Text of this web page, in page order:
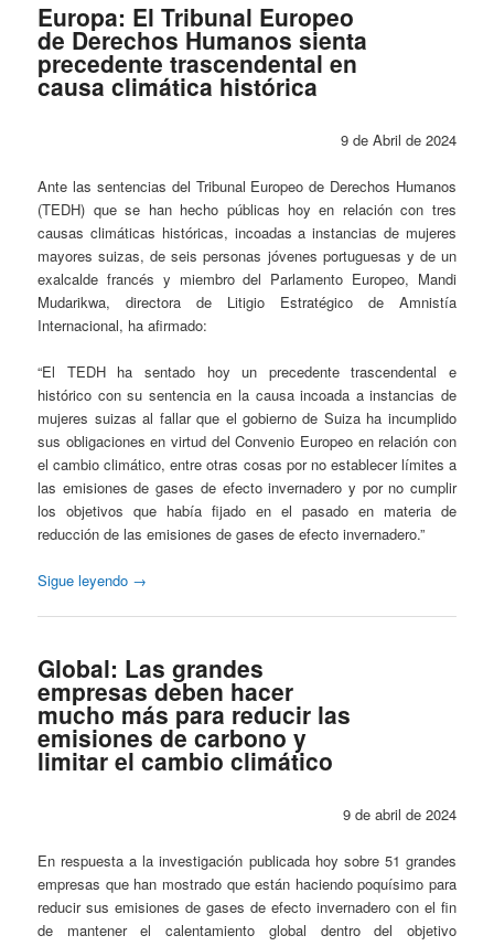
Europa: El Tribunal Europeo
de Derechos Humanos sienta
precedente trascendental en
causa climática histórica
9 de Abril de 2024
Ante las sentencias del Tribunal Europeo de Derechos Humanos
(TEDH) que se han hecho públicas hoy en relación con tres
causas climáticas históricas, incoadas a instancias de mujeres
mayores suizas, de seis personas jóvenes portuguesas y de un
exalcalde francés y miembro del Parlamento Europeo, Mandi
Mudarikwa, directora de Litigio Estratégico de Amnistía
Internacional, ha afirmado:
“El TEDH ha sentado hoy un precedente trascendental e
histórico con su sentencia en la causa incoada a instancias de
mujeres suizas al fallar que el gobierno de Suiza ha incumplido
sus obligaciones en virtud del Convenio Europeo en relación con
el cambio climático, entre otras cosas por no establecer límites a
las emisiones de gases de efecto invernadero y por no cumplir
los objetivos que había fijado en el pasado en materia de
reducción de las emisiones de gases de efecto invernadero.”
Sigue leyendo →
Global: Las grandes
empresas deben hacer
mucho más para reducir las
emisiones de carbono y
limitar el cambio climático
9 de abril de 2024
En respuesta a la investigación publicada hoy sobre 51 grandes
empresas que han mostrado que están haciendo poquísimo para
reducir sus emisiones de gases de efecto invernadero con el fin
de mantener el calentamiento global dentro del objetivo